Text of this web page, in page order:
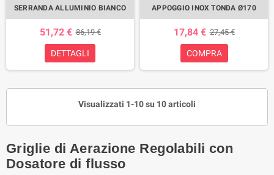
SERRANDA ALLUMINIO BIANCO
51,72 € 86,19 €
DETTAGLI
APPOGGIO INOX TONDA Ø170
17,84 € 27,45 €
COMPRA
Visualizzati 1-10 su 10 articoli
Griglie di Aerazione Regolabili con
Dosatore di flusso